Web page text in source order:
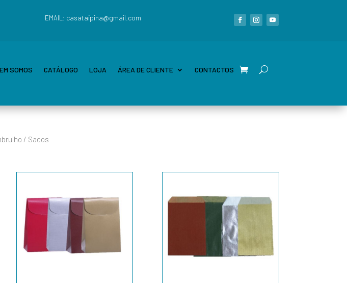
EMAIL: casataipina@gmail.com
SOMOS CATÁLOGO LOJA ÁREA DE CLIENTE CONTACTOS
/ Sacos